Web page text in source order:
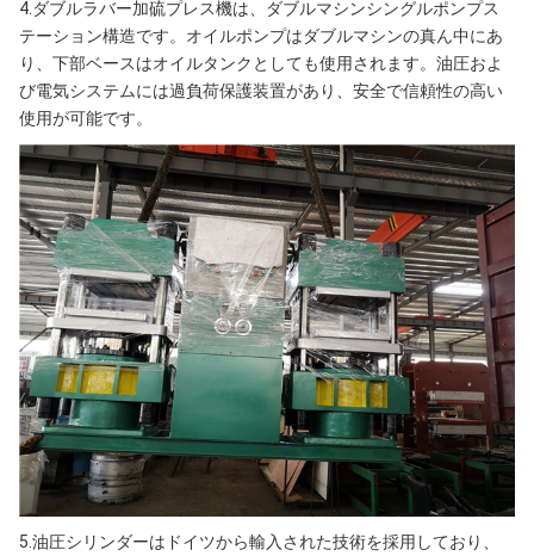
4.ダブルラバー加硫プレス機は、ダブルマシンシングルポンプス
テーション構造です。オイルポンプはダブルマシンの真ん中にあ
り、下部ベースはオイルタンクとしても使用されます。油圧およ
び電気システムには過負荷保護装置があり、安全で信頼性の高い
使用が可能です。
5.油圧シリンダーはドイツから輸入された技術を採用しており、